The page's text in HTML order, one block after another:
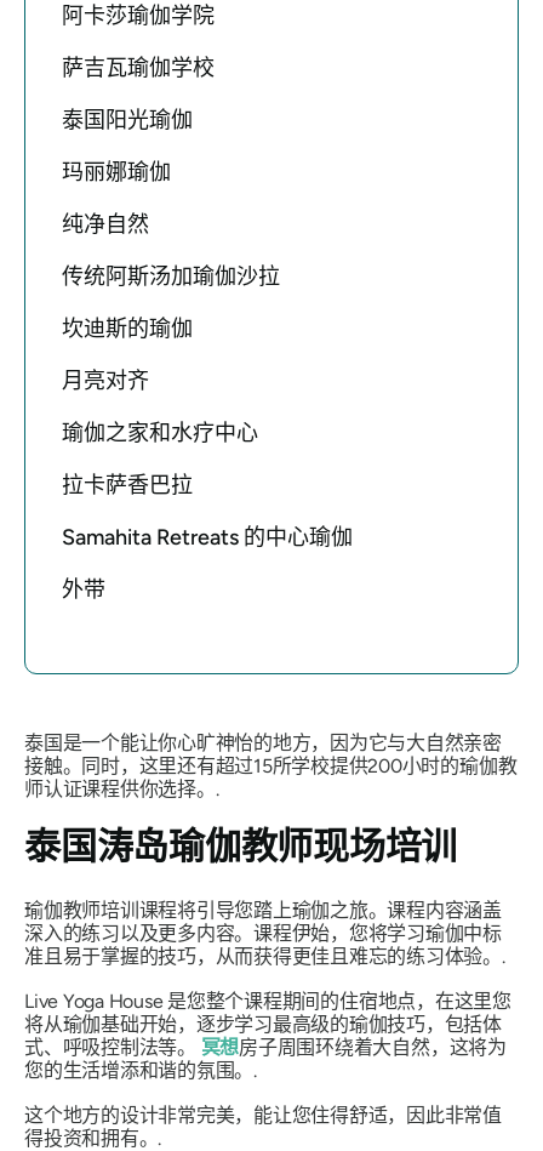
阿卡莎瑜伽学院
萨吉瓦瑜伽学校
泰国阳光瑜伽
玛丽娜瑜伽
纯净自然
传统阿斯汤加瑜伽沙拉
坎迪斯的瑜伽
月亮对齐
瑜伽之家和水疗中心
拉卡萨香巴拉
Samahita Retreats 的中心瑜伽
外带
泰国是一个能让你心旷神怡的地方，因为它与大自然亲密
接触。同时，这里还有超过15所学校提供200小时的瑜伽教
师认证课程供你选择。.
泰国涛岛瑜伽教师现场培训
瑜伽教师培训课程将引导您踏上瑜伽之旅。课程内容涵盖
深入的练习以及更多内容。课程伊始，您将学习瑜伽中标
准且易于掌握的技巧，从而获得更佳且难忘的练习体验。.
Live Yoga House 是您整个课程期间的住宿地点，在这里您
将从瑜伽基础开始，逐步学习最高级的瑜伽技巧，包括体
式、呼吸控制法等。 冥想房子周围环绕着大自然，这将为
您的生活增添和谐的氛围。.
这个地方的设计非常完美，能让您住得舒适，因此非常值
得投资和拥有。.